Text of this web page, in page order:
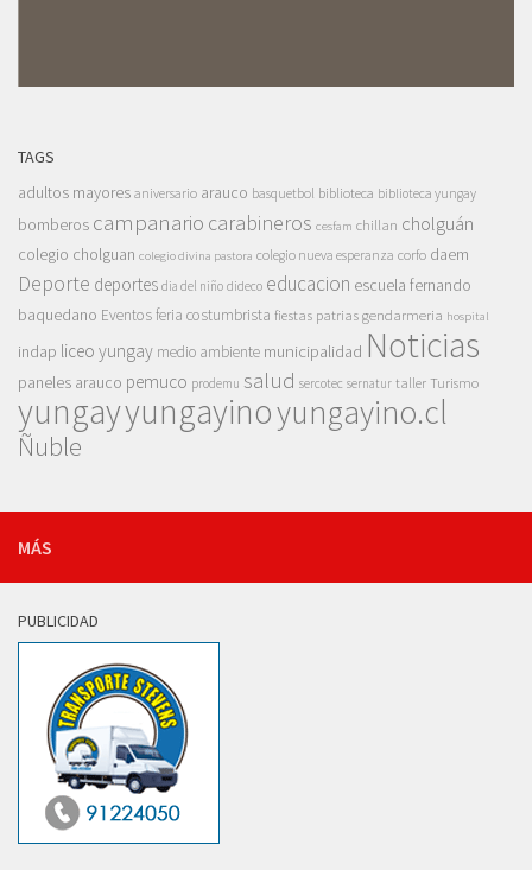
TAGS
adultos mayores aniversario arauco basquetbol biblioteca biblioteca yungay
bomberos campanario carabineros cesfam chillan cholguán
colegio cholguan colegio divina pastora colegio nueva esperanza corfo daem
Deporte deportes dia del niño dideco educacion escuela fernando
baquedano Eventosferia costumbrista fiestas patrias gendarmeria hospital
indap liceo yungay medio ambiente municipalidad Noticias
paneles arauco pemuco prodemu salud sercotec sernatur taller Turismo
yungayyungayinoyungayino.cl
Ñuble
MÁS
PUBLICIDAD